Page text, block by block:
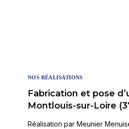
NOS RÉALISATIONS
Fabrication et pose
Montlouis-sur-Loire
Réalisation par Meunier